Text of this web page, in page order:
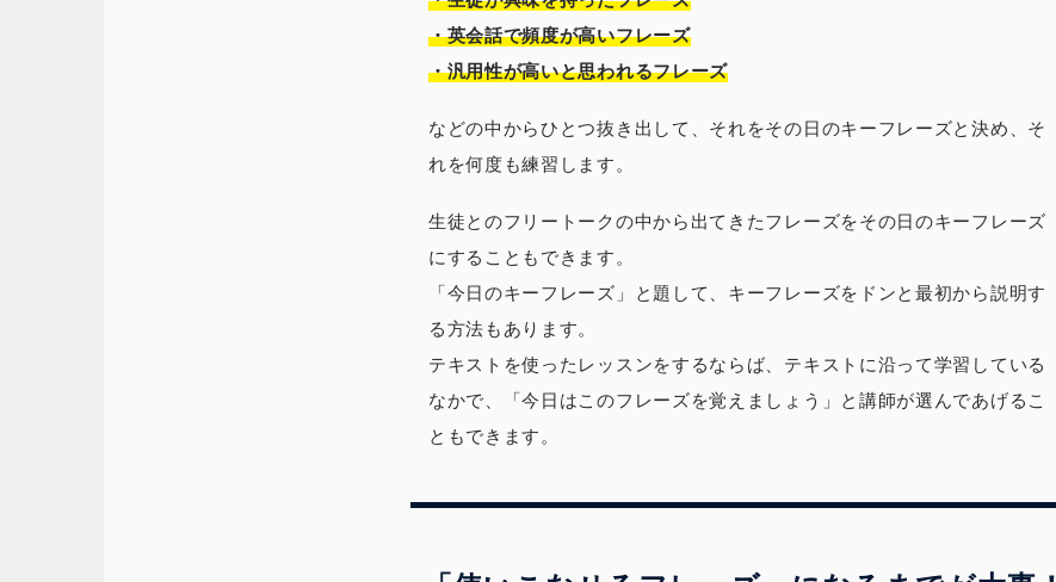
・英会話で頻度が高いフレーズ
・汎用性が高いと思われるフレーズ
などの中からひとつ抜き出して、それをその日のキーフレーズと決め、そ
れを何度も練習します。
生徒とのフリートークの中から出てきたフレーズをその日のキーフレーズ
にすることもできます。
「今日のキーフレーズ」と題して、キーフレーズをドンと最初から説明す
る方法もあります。
テキストを使ったレッスンをするならば、テキストに沿って学習している
なかで、「今日はこのフレーズを覚えましょう」と講師が選んであげるこ
ともできます。